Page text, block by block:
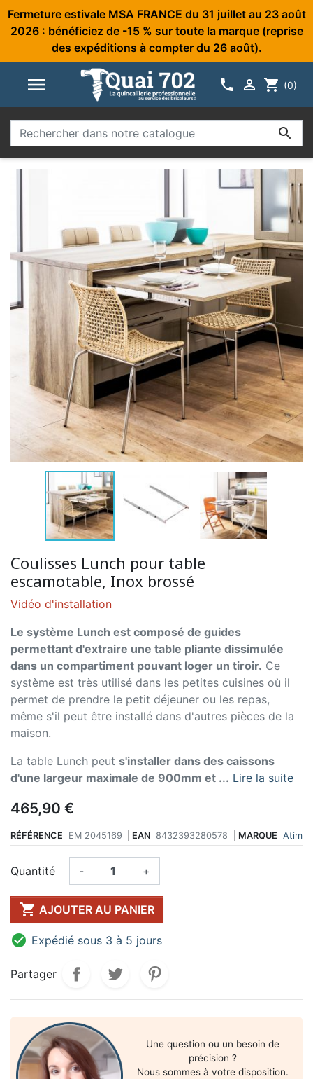
Fermeture estivale MSA FRANCE du 31 juillet au 23 août
2026 : bénéficiez de -15 % sur toute la marque (reprise
des expéditions à compter du 26 août).
   shopping_cart (0)

Coulisses Lunch pour table
escamotable, Inox brossé
Vidéo d'installation
Le système Lunch est composé de guides
permettant d'extraire une table pliante dissimulée
dans un compartiment pouvant loger un tiroir. Ce
système est très utilisé dans les petites cuisines où il
permet de prendre le petit déjeuner ou les repas,
même s'il peut être installé dans d'autres pièces de la
maison.
La table Lunch peut s'installer dans des caissons
d'une largeur maximale de 900mm et ... Lire la suite
465,90 €
RÉFÉRENCE EM 2045169 EAN 8432393280578 MARQUE Atim
Quantité - +
 AJOUTER AU PANIER
 Expédié sous 3 à 5 jours
Partager
Une question ou un besoin de
précision ?
Nous sommes à votre disposition.